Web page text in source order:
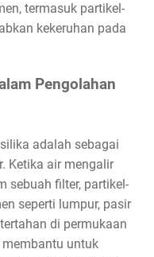
termasuk partikel-
kekeruhan pada
Pengolahan
adalah sebagai
Ketika air mengalir
sebuah filter, partikel-
seperti lumpur, pasir
di permukaan
untuk